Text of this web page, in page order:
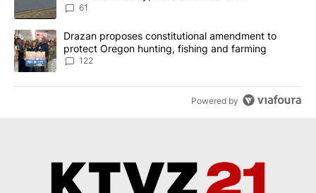
Implemented
61
A trending article titled "Drazan proposes constitutional
Drazan proposes constitutional amendment to
protect Oregon hunting, fishing and farming
122
Powered by